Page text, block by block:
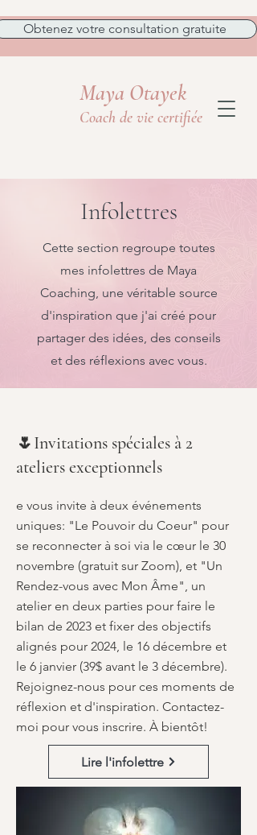
Maya Otayek
Coach de vie certifiée
Obtenez votre consultation gratuite
Infolettres
Cette section regroupe toutes
mes infolettres de Maya
Coaching, une véritable source
d'inspiration que j'ai créé pour
partager des idées, des conseils
et des réflexions avec vous.
🌷Invitations spéciales à 2
ateliers exceptionnels
e vous invite à deux événements
uniques: "Le Pouvoir du Coeur" pour
se reconnecter à soi via le cœur le 30
novembre (gratuit sur Zoom), et "Un
Rendez-vous avec Mon Âme", un
atelier en deux parties pour faire le
bilan de 2023 et fixer des objectifs
alignés pour 2024, le 16 décembre et
le 6 janvier (39$ avant le 3 décembre).
Rejoignez-nous pour ces moments de
réflexion et d'inspiration. Contactez-
moi pour vous inscrire. À bientôt!
Lire l'infolettre